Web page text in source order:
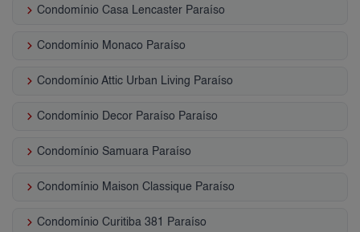
keyboard_arrow_right Condomínio Casa Lencaster Paraíso
keyboard_arrow_right Condomínio Monaco Paraíso
keyboard_arrow_right Condomínio Attic Urban Living Paraíso
keyboard_arrow_right Condomínio Decor Paraíso Paraíso
keyboard_arrow_right Condomínio Samuara Paraíso
keyboard_arrow_right Condomínio Maison Classique Paraíso
keyboard_arrow_right Condomínio Curitiba 381 Paraíso